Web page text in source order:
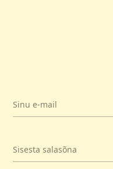
Sinu e-mail
Sisesta salasõna